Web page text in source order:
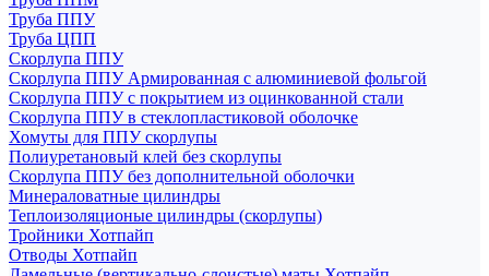
Труба ППУ
Труба ЦПП
Скорлупа ППУ
Скорлупа ППУ Армированная с алюминиевой фольгой
Скорлупа ППУ с покрытием из оцинкованной стали
Скорлупа ППУ в стеклопластиковой оболочке
Хомуты для ППУ скорлупы
Полиуретановый клей без скорлупы
Скорлупа ППУ без дополнительной оболочки
Минераловатные цилиндры
Теплоизоляционые цилиндры (скорлупы)
Тройники Хотпайп
Отводы Хотпайп